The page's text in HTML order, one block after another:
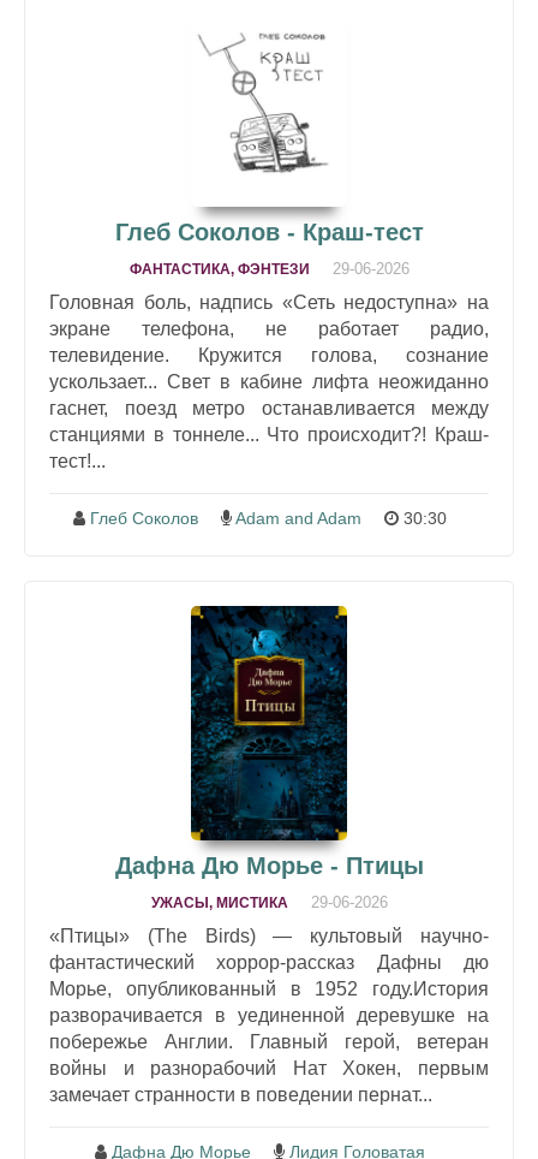
Глеб Соколов - Краш-тест
ФАНТАСТИКА, ФЭНТЕЗИ 29-06-2026
Головная боль, надпись «Сеть недоступна» на
экране телефона, не работает радио,
телевидение. Кружится голова, сознание
ускользает... Свет в кабине лифта неожиданно
гаснет, поезд метро останавливается между
станциями в тоннеле... Что происходит?! Краш-
тест!...
Глеб Соколов Adam and Adam 30:30
Дафна Дю Морье - Птицы
УЖАСЫ, МИСТИКА 29-06-2026
«Птицы» (The Birds) — культовый научно-
фантастический хоррор-рассказ Дафны дю
Морье, опубликованный в 1952 году.История
разворачивается в уединенной деревушке на
побережье Англии. Главный герой, ветеран
войны и разнорабочий Нат Хокен, первым
замечает странности в поведении пернат...
Дафна Дю Морье Лидия Головатая